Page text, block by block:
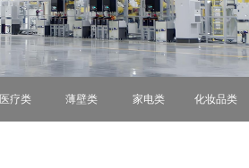
医疗类 薄壁类 家电类 化妆品类